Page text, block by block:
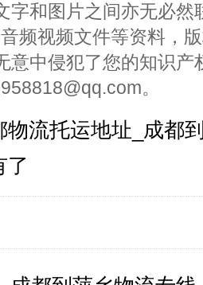
字和图片之间亦无必
频视频文件等资料，
意中侵犯了您的知识
。
物流托运地址_成都
了